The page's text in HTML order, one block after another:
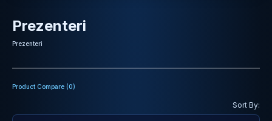
Prezenteri
Prezenteri
Product Compare (0)
Sort By: